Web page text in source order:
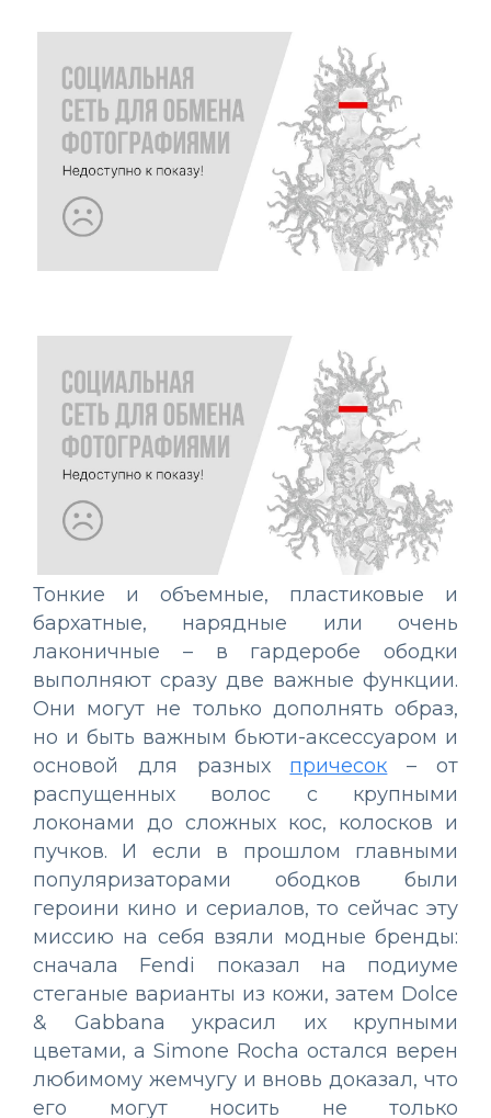
Тонкие и объемные, пластиковые и
бархатные, нарядные или очень
лаконичные – в гардеробе ободки
выполняют сразу две важные функции.
Они могут не только дополнять образ,
но и быть важным бьюти-аксессуаром и
основой для разных причесок – от
распущенных волос с крупными
локонами до сложных кос, колосков и
пучков. И если в прошлом главными
популяризаторами ободков были
героини кино и сериалов, то сейчас эту
миссию на себя взяли модные бренды:
сначала Fendi показал на подиуме
стеганые варианты из кожи, затем Dolce
& Gabbana украсил их крупными
цветами, а Simone Rocha остался верен
любимому жемчугу и вновь доказал, что
его могут носить не только